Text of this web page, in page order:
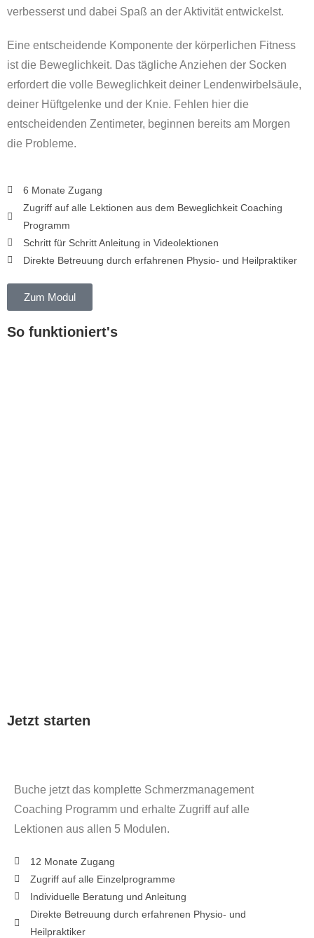
verbesserst und dabei Spaß an der Aktivität entwickelst.
Eine entscheidende Komponente der körperlichen Fitness
ist die Beweglichkeit. Das tägliche Anziehen der Socken
erfordert die volle Beweglichkeit deiner Lendenwirbelsäule,
deiner Hüftgelenke und der Knie. Fehlen hier die
entscheidenden Zentimeter, beginnen bereits am Morgen
die Probleme.
6 Monate Zugang
Zugriff auf alle Lektionen aus dem Beweglichkeit Coaching
Programm
Schritt für Schritt Anleitung in Videolektionen
Direkte Betreuung durch erfahrenen Physio- und Heilpraktiker
Zum Modul
So funktioniert's
Jetzt starten
Buche jetzt das komplette Schmerzmanagement
Coaching Programm und erhalte Zugriff auf alle
Lektionen aus allen 5 Modulen.
12 Monate Zugang
Zugriff auf alle Einzelprogramme
Individuelle Beratung und Anleitung
Direkte Betreuung durch erfahrenen Physio- und
Heilpraktiker